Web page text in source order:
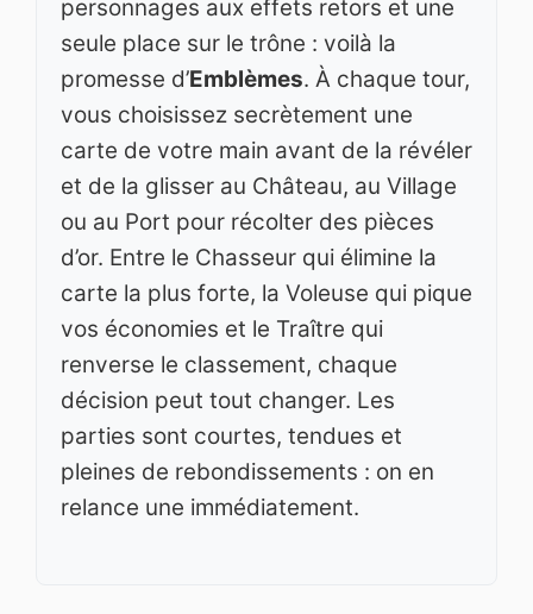
personnages aux effets retors et une
seule place sur le trône : voilà la
promesse d’Emblèmes. À chaque tour,
vous choisissez secrètement une
carte de votre main avant de la révéler
et de la glisser au Château, au Village
ou au Port pour récolter des pièces
d’or. Entre le Chasseur qui élimine la
carte la plus forte, la Voleuse qui pique
vos économies et le Traître qui
renverse le classement, chaque
décision peut tout changer. Les
parties sont courtes, tendues et
pleines de rebondissements : on en
relance une immédiatement.